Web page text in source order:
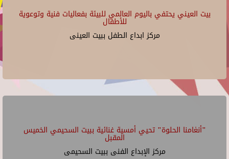
بيت العيني يحتفي باليوم العالمي للبيئة بفعاليات فنية وتوعوية
للأطفال
مركز ابداع الطفل ببيت العينى
"أنغامنا الحلوة" تحيي أمسية غنائية ببيت السحيمي الخميس
المقبل
مركز الإبداع الفنى ببيت السحيمى